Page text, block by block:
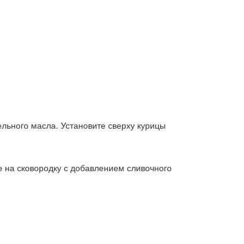
масла. Установите сверху курицы
сковородку с добавлением сливочного